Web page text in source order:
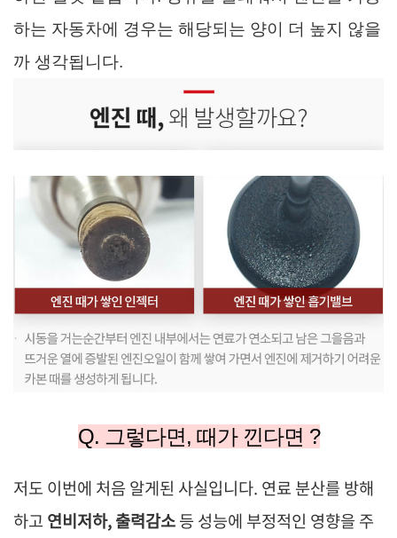
하는 자동차에 경우는 해당되는 양이 더 높지 않을
까 생각됩니다.
Q. 그렇다면, 때가 낀다면 ?
저도 이번에 처음 알게된 사실입니다. 연료 분산를 방해
하고연비저하, 출력감소등 성능에 부정적인 영향을 주